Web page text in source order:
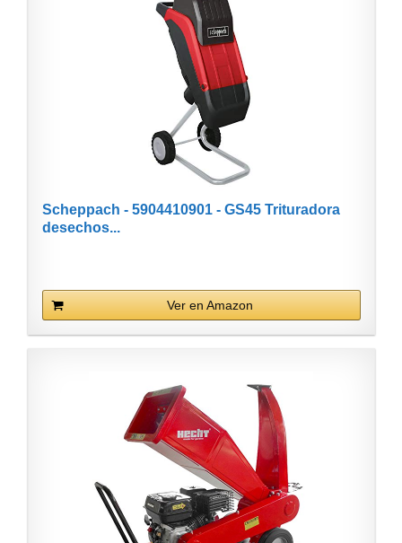
Scheppach - 5904410901 - GS45 Trituradora
desechos...
Ver en Amazon